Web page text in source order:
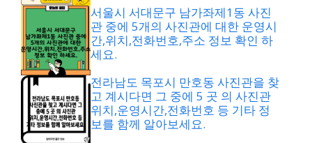
서울시 서대문구 남가좌제1동 사진
관 중에 5개의 사진관에 대한 운영시
간,위치,전화번호,주소 정보 확인 하
세요.
전라남도 목포시 만호동 사진관을 찾
고 계시다면 그 중에 5 곳 의 사진관
위치,운영시간,전화번호 등 기타 정
보를 함께 알아보세요.